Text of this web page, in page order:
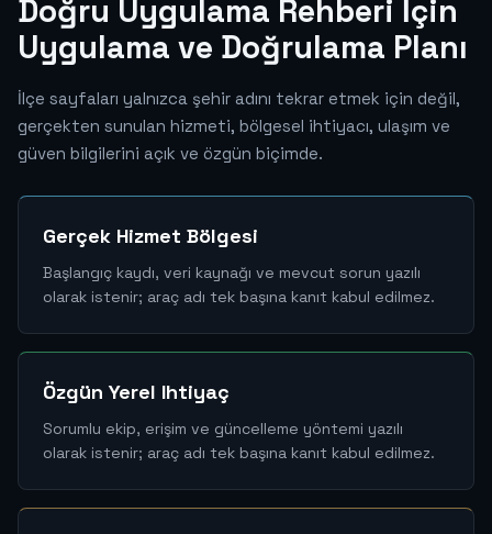
Doğru Uygulama Rehberi İçin
Uygulama ve Doğrulama Planı
İlçe sayfaları yalnızca şehir adını tekrar etmek için değil,
gerçekten sunulan hizmeti, bölgesel ihtiyacı, ulaşım ve
güven bilgilerini açık ve özgün biçimde.
Gerçek Hizmet Bölgesi
Başlangıç kaydı, veri kaynağı ve mevcut sorun yazılı
olarak istenir; araç adı tek başına kanıt kabul edilmez.
Özgün Yerel Ihtiyaç
Sorumlu ekip, erişim ve güncelleme yöntemi yazılı
olarak istenir; araç adı tek başına kanıt kabul edilmez.